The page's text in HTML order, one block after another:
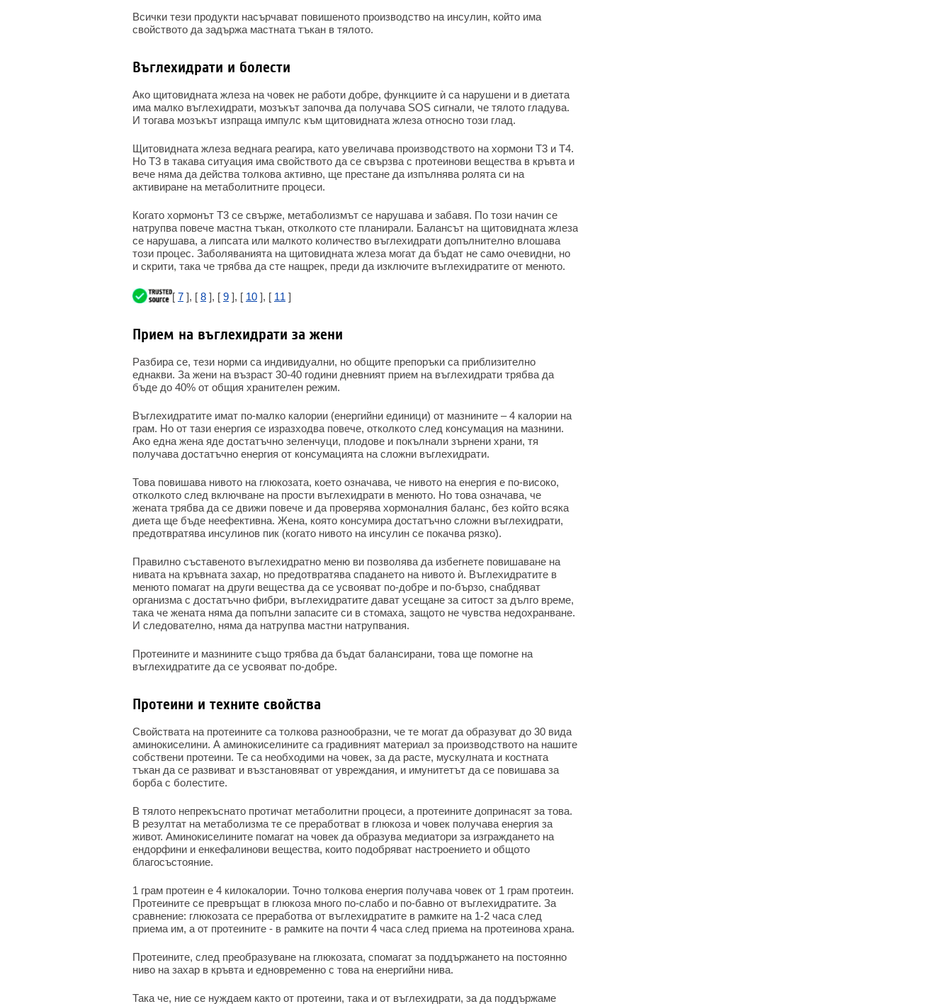
Всички тези продукти насърчават повишеното производство на инсулин, който има
свойството да задържа мастната тъкан в тялото.
Въглехидрати и болести
Ако щитовидната жлеза на човек не работи добре, функциите ѝ са нарушени и в диетата
има малко въглехидрати, мозъкът започва да получава SOS сигнали, че тялото гладува.
И тогава мозъкът изпраща импулс към щитовидната жлеза относно този глад.
Щитовидната жлеза веднага реагира, като увеличава производството на хормони Т3 и Т4.
Но Т3 в такава ситуация има свойството да се свързва с протеинови вещества в кръвта и
вече няма да действа толкова активно, ще престане да изпълнява ролята си на
активиране на метаболитните процеси.
Когато хормонът Т3 се свърже, метаболизмът се нарушава и забавя. По този начин се
натрупва повече мастна тъкан, отколкото сте планирали. Балансът на щитовидната жлеза
се нарушава, а липсата или малкото количество въглехидрати допълнително влошава
този процес. Заболяванията на щитовидната жлеза могат да бъдат не само очевидни, но
и скрити, така че трябва да сте нащрек, преди да изключите въглехидратите от менюто.
[ 7 ], [ 8 ], [ 9 ], [ 10 ], [ 11 ]
Прием на въглехидрати за жени
Разбира се, тези норми са индивидуални, но общите препоръки са приблизително
еднакви. За жени на възраст 30-40 години дневният прием на въглехидрати трябва да
бъде до 40% от общия хранителен режим.
Въглехидратите имат по-малко калории (енергийни единици) от мазнините – 4 калории на
грам. Но от тази енергия се изразходва повече, отколкото след консумация на мазнини.
Ако една жена яде достатъчно зеленчуци, плодове и покълнали зърнени храни, тя
получава достатъчно енергия от консумацията на сложни въглехидрати.
Това повишава нивото на глюкозата, което означава, че нивото на енергия е по-високо,
отколкото след включване на прости въглехидрати в менюто. Но това означава, че
жената трябва да се движи повече и да проверява хормоналния баланс, без който всяка
диета ще бъде неефективна. Жена, която консумира достатъчно сложни въглехидрати,
предотвратява инсулинов пик (когато нивото на инсулин се покачва рязко).
Правилно съставеното въглехидратно меню ви позволява да избегнете повишаване на
нивата на кръвната захар, но предотвратява спадането на нивото ѝ. Въглехидратите в
менюто помагат на други вещества да се усвояват по-добре и по-бързо, снабдяват
организма с достатъчно фибри, въглехидратите дават усещане за ситост за дълго време,
така че жената няма да попълни запасите си в стомаха, защото не чувства недохранване.
И следователно, няма да натрупва мастни натрупвания.
Протеините и мазнините също трябва да бъдат балансирани, това ще помогне на
въглехидратите да се усвояват по-добре.
Протеини и техните свойства
Свойствата на протеините са толкова разнообразни, че те могат да образуват до 30 вида
аминокиселини. А аминокиселините са градивният материал за производството на нашите
собствени протеини. Те са необходими на човек, за да расте, мускулната и костната
тъкан да се развиват и възстановяват от увреждания, и имунитетът да се повишава за
борба с болестите.
В тялото непрекъснато протичат метаболитни процеси, а протеините допринасят за това.
В резултат на метаболизма те се преработват в глюкоза и човек получава енергия за
живот. Аминокиселините помагат на човек да образува медиатори за изграждането на
ендорфини и енкефалинови вещества, които подобряват настроението и общото
благосъстояние.
1 грам протеин е 4 килокалории. Точно толкова енергия получава човек от 1 грам протеин.
Протеините се превръщат в глюкоза много по-слабо и по-бавно от въглехидратите. За
сравнение: глюкозата се преработва от въглехидратите в рамките на 1-2 часа след
приема им, а от протеините - в рамките на почти 4 часа след приема на протеинова храна.
Протеините, след преобразуване на глюкозата, спомагат за поддържането на постоянно
ниво на захар в кръвта и едновременно с това на енергийни нива.
Така че, ние се нуждаем както от протеини, така и от въглехидрати, за да поддържаме